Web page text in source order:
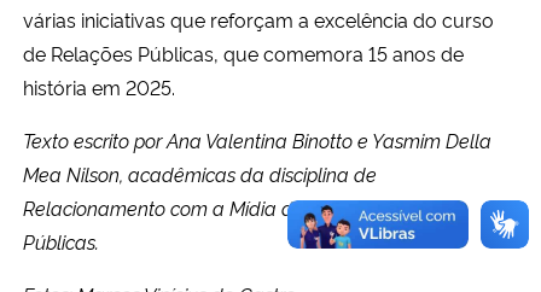
várias iniciativas que reforçam a excelência do curso
de Relações Públicas, que comemora 15 anos de
história em 2025.
Texto escrito por Ana Valentina Binotto e Yasmim Della
Mea Nilson, acadêmicas da disciplina de
Relacionamento com a Mídia do curso de Relações
Públicas.